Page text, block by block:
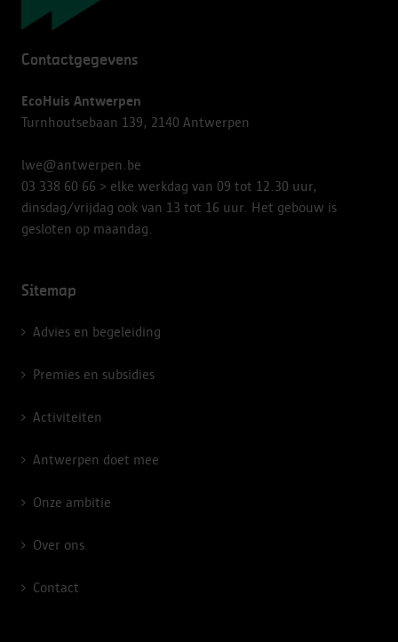
Contactgegevens
EcoHuis Antwerpen
Turnhoutsebaan 139, 2140 Antwerpen
lwe@antwerpen.be
03 338 60 66 > elke werkdag van 09 tot 12.30 uur,
dinsdag/vrijdag ook van 13 tot 16 uur. Het gebouw is
gesloten op maandag.
Sitemap
Advies en begeleiding
Premies en subsidies
Activiteiten
Antwerpen doet mee
Onze ambitie
Over ons
Contact